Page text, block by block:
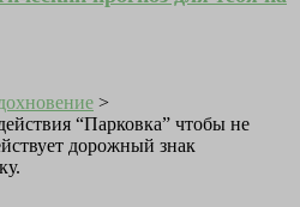
>
“Парковка” чтобы не
дорожный знак